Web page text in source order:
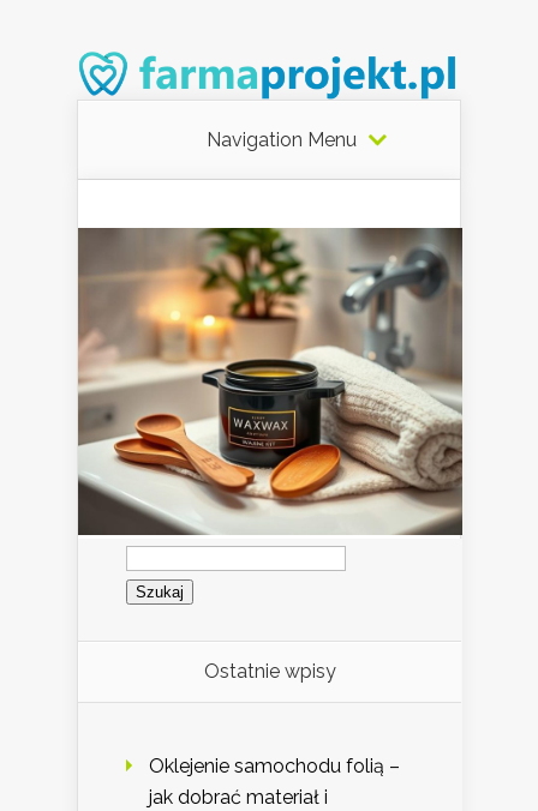
Navigation Menu
Szukaj:
Ostatnie wpisy
Oklejenie samochodu folią –
jak dobrać materiał i